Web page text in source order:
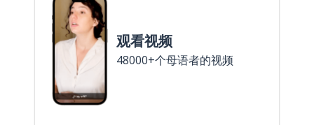
观看视频
48000+个母语者的视频